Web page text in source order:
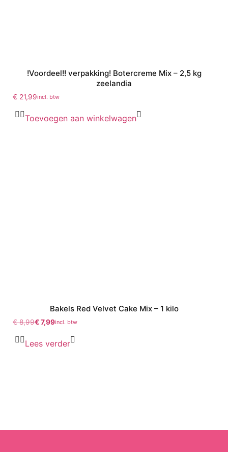
!Voordeel!! verpakking! Botercreme Mix – 2,5 kg
zeelandia
€ 21,99incl. btw
Toevoegen aan winkelwagen
Bakels Red Velvet Cake Mix – 1 kilo
€8,99€7,99incl. btw
Lees verder